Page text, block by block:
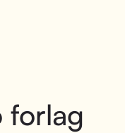
forlag